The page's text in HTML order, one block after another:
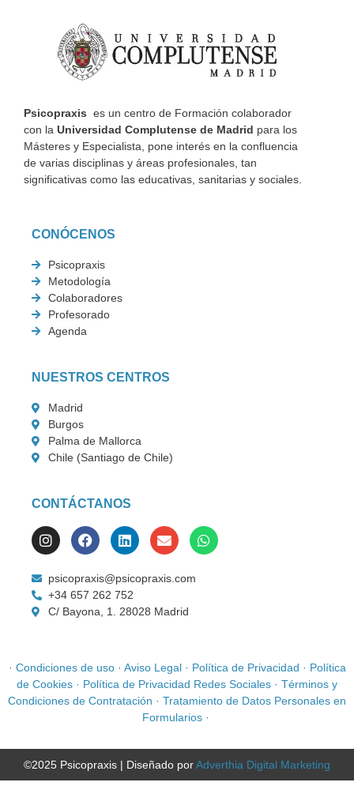
Psicopraxis es un centro de Formación colaborador
con la Universidad Complutense de Madrid para los
Másteres y Especialista, pone interés en la confluencia
de varias disciplinas y áreas profesionales, tan
significativas como las educativas, sanitarias y sociales.
CONÓCENOS
Psicopraxis
Metodología
Colaboradores
Profesorado
Agenda
NUESTROS CENTROS
Madrid
Burgos
Palma de Mallorca
Chile (Santiago de Chile)
CONTÁCTANOS
psicopraxis@psicopraxis.com
+34 657 262 752
C/ Bayona, 1. 28028 Madrid
· Condiciones de uso· Aviso Legal· Política de Privacidad · Política
de Cookies · Política de Privacidad Redes Sociales · Términos y
Condiciones de Contratación · Tratamiento de Datos Personales en
Formularios·
©2025 Psicopraxis | Diseñado porAdverthia Digital Marketing